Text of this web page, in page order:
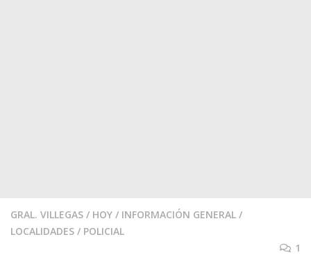
GRAL. VILLEGAS / HOY / INFORMACIÓN GENERAL /
LOCALIDADES / POLICIAL
1